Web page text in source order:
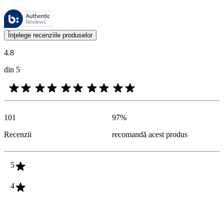
Aceste recenzii sunt gestionate de Bazaarvoice şi respectă Politica
Opiniile clienţilor oferite sub formă de evaluări ale produselor şi
Înţelege recenziile produselor
4.8
din 5
101
Recenzii
97%
recomandă acest produs
5
4